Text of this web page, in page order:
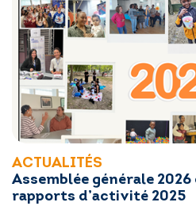
ACTUALITÉS
Assemblée générale
rapports d’activité 2025